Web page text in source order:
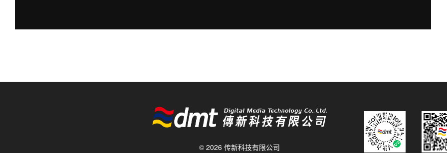
© 2026 传新科技有限公司